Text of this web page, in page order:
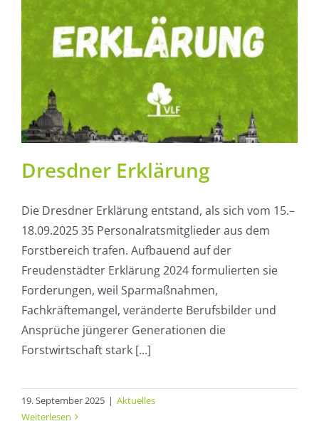
Dresdner Erklärung
Die Dresdner Erklärung entstand, als sich vom 15.–
18.09.2025 35 Personalratsmitglieder aus dem
Forstbereich trafen. Aufbauend auf der
Freudenstädter Erklärung 2024 formulierten sie
Forderungen, weil Sparmaßnahmen,
Fachkräftemangel, veränderte Berufsbilder und
Ansprüche jüngerer Generationen die
Forstwirtschaft stark [...]
19. September 2025 | Aktuelles
Weiterlesen